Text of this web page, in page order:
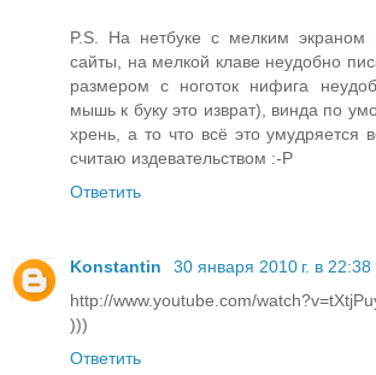
P.S. На нетбуке с мелким экраном
сайты, на мелкой клаве неудобно
размером с ноготок нифига
мышь к буку это изврат), винда по
хрень, а то что всё это умудряется
считаю издевательством :-P
Ответить
Konstantin
30 января 2010 г. в 22:38
http://www.youtube.com/
)))
Ответить